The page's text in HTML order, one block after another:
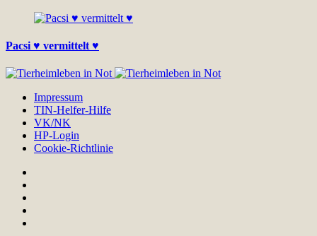
Pacsi ♥ vermittelt ♥
Impressum
TIN-Helfer-Hilfe
VK/NK
HP-Login
Cookie-Richtlinie